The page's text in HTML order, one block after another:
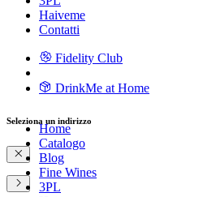
Haiveme
Contatti
Fidelity Club
DrinkMe at Home
Home
Catalogo
Blog
Fine Wines
3PL
Seleziona un indirizzo